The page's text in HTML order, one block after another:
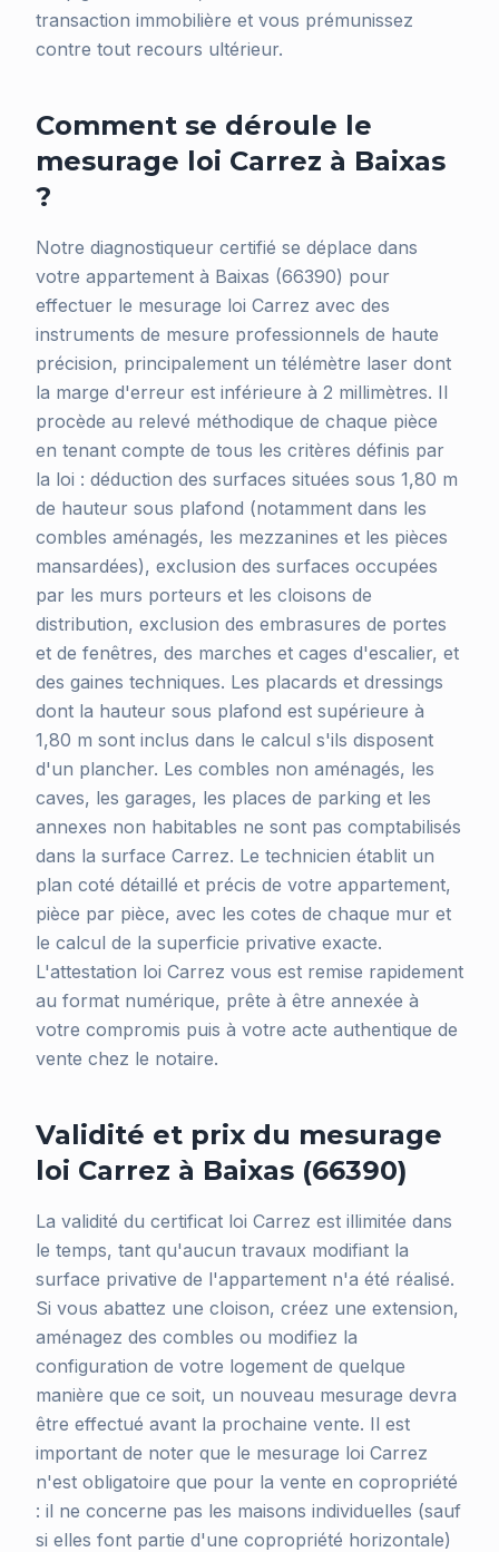
transaction immobilière et vous prémunissez
contre tout recours ultérieur.
Comment se déroule le
mesurage loi Carrez à Baixas
?
Notre diagnostiqueur certifié se déplace dans
votre appartement à Baixas (66390) pour
effectuer le mesurage loi Carrez avec des
instruments de mesure professionnels de haute
précision, principalement un télémètre laser dont
la marge d'erreur est inférieure à 2 millimètres. Il
procède au relevé méthodique de chaque pièce
en tenant compte de tous les critères définis par
la loi : déduction des surfaces situées sous 1,80 m
de hauteur sous plafond (notamment dans les
combles aménagés, les mezzanines et les pièces
mansardées), exclusion des surfaces occupées
par les murs porteurs et les cloisons de
distribution, exclusion des embrasures de portes
et de fenêtres, des marches et cages d'escalier, et
des gaines techniques. Les placards et dressings
dont la hauteur sous plafond est supérieure à
1,80 m sont inclus dans le calcul s'ils disposent
d'un plancher. Les combles non aménagés, les
caves, les garages, les places de parking et les
annexes non habitables ne sont pas comptabilisés
dans la surface Carrez. Le technicien établit un
plan coté détaillé et précis de votre appartement,
pièce par pièce, avec les cotes de chaque mur et
le calcul de la superficie privative exacte.
L'attestation loi Carrez vous est remise rapidement
au format numérique, prête à être annexée à
votre compromis puis à votre acte authentique de
vente chez le notaire.
Validité et prix du mesurage
loi Carrez à Baixas (66390)
La validité du certificat loi Carrez est illimitée dans
le temps, tant qu'aucun travaux modifiant la
surface privative de l'appartement n'a été réalisé.
Si vous abattez une cloison, créez une extension,
aménagez des combles ou modifiez la
configuration de votre logement de quelque
manière que ce soit, un nouveau mesurage devra
être effectué avant la prochaine vente. Il est
important de noter que le mesurage loi Carrez
n'est obligatoire que pour la vente en copropriété
: il ne concerne pas les maisons individuelles (sauf
si elles font partie d'une copropriété horizontale)